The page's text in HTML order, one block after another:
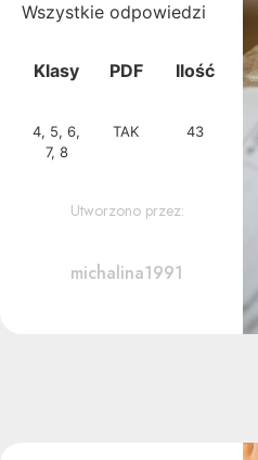
Wszystkie odpowiedzi
Klasy PDF Ilość
4, 5, 6,
7, 8
TAK 43
Utworzono przez:
michalina1991